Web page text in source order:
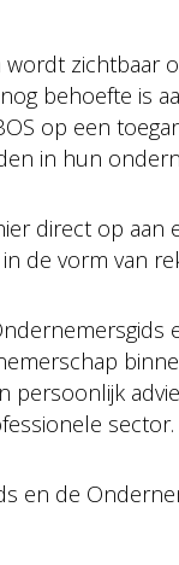
zichtbaar
behoefte is
op een
in hun
direct op
de vorm van
persoonlijk
sector.
en de